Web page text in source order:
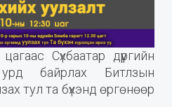
Сүхбаатар дүүргийн
байрлах Битлзын
тул та бүхэнд өргөнөөр